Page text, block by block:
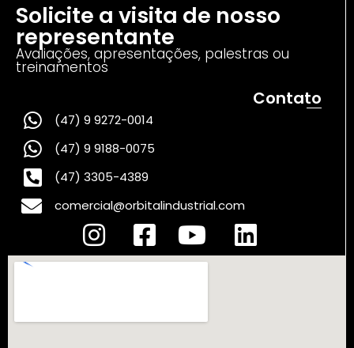
Solicite a visita de nosso
representante
Avaliações, apresentações, palestras ou
treinamentos
Contato
(47) 9 9272-0014
(47) 9 9188-0075
(47) 3305-4389
comercial@orbitalindustrial.com